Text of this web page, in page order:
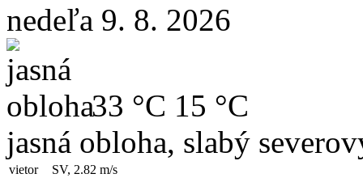
nedeľa 9. 8. 2026
33 °C 15 °C
jasná obloha, slabý
vietor SV, 2.82 m/s